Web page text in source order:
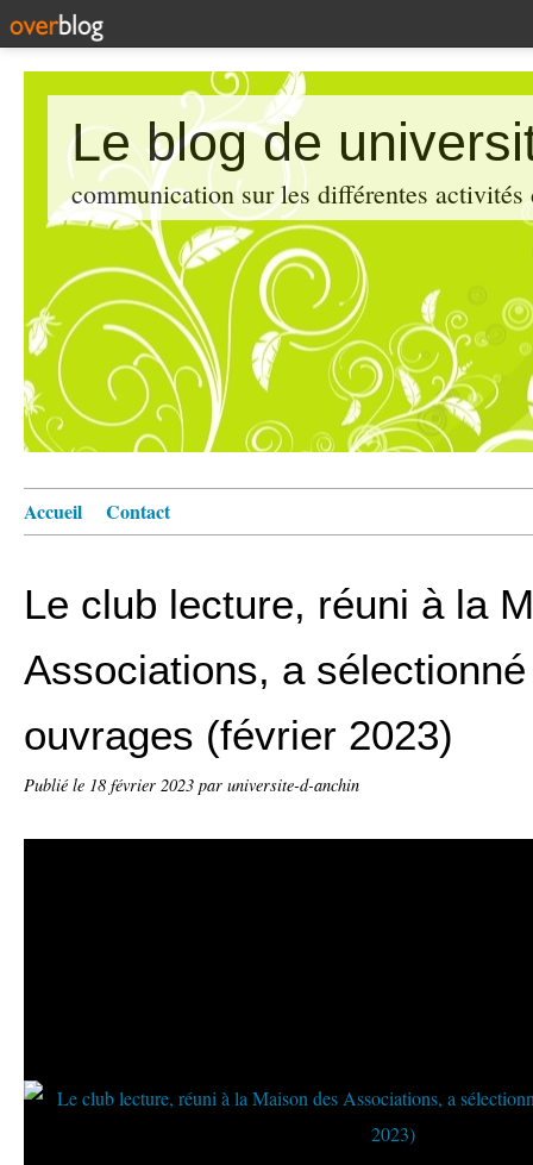
Le blog de
communication sur les différentes
Accueil Contact
Le club lecture, réuni à la
Associations, a
ouvrages (février 2023)
Publié le 18 février 2023 par universite-d-anchin